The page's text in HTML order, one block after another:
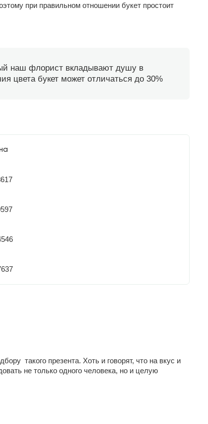
при правильном отношении букет простоит
наш флорист вкладывают душу в
цвета букет может отличаться до 30%
такого презента. Хоть и говорят, что на вкус и
не только одного человека, но и целую